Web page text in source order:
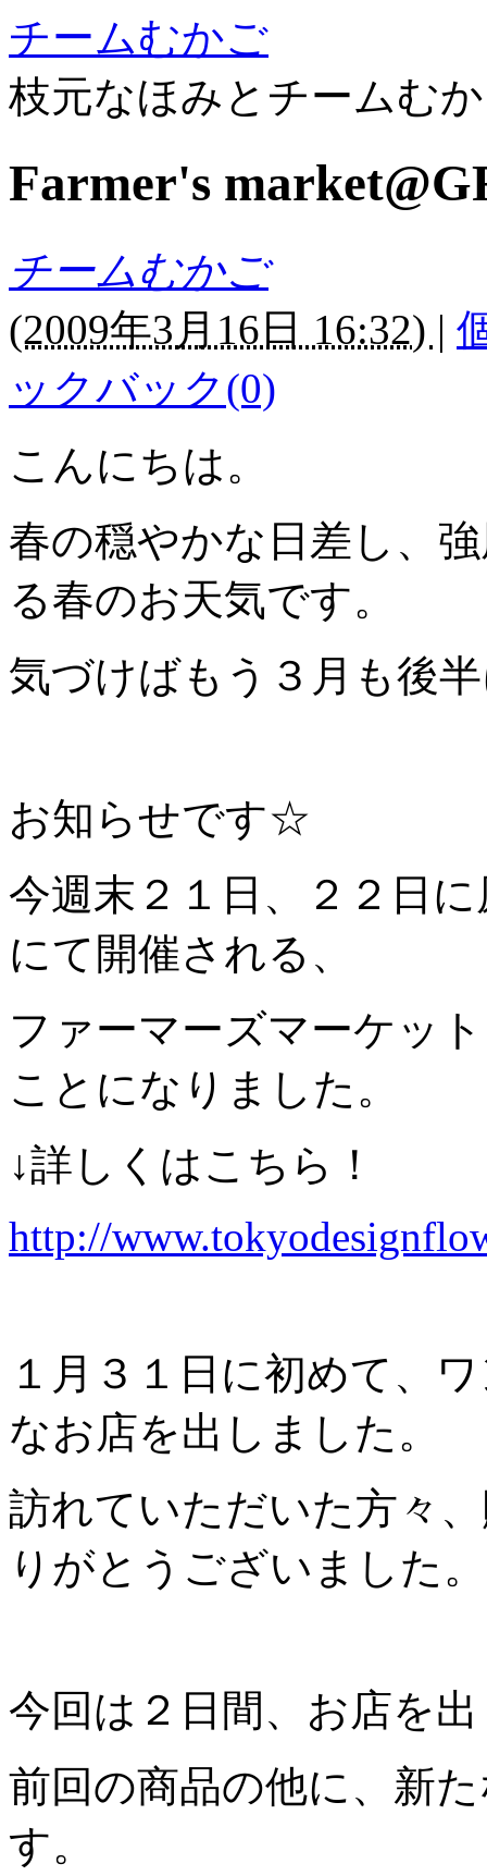
チームむかご
枝元なほみとチームむ
Farmer's
チームむかご
(2009年3月16日 16:32) |
ックバック(0)
こんにちは。
春の穏やかな日差し、
る春のお天気です。
気づけばもう３月も後
お知らせです☆
今週末２１日、２２日
にて開催される、
ファーマーズマーケッ
ことになりました。
↓詳しくはこちら！
http://
１月３１日に初めて、
なお店を出しました。
訪れていただいた方々
りがとうございました。
今回は２日間、お店を
前回の商品の他に、新
す。